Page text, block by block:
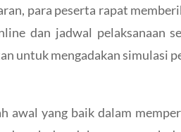
para peserta rapat
dan jadwal pelaksanaan
untuk mengadakan
awal yang baik dalam